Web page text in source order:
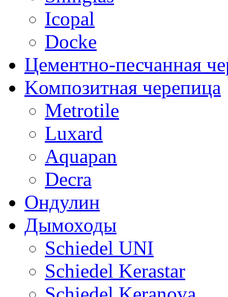
Icopal
Docke
Цементно-песчанная
Kомпозитная черепица
Metrotile
Luxard
Aquapan
Decra
Oндулин
Дымоходы
Sсhiedel UNI
Schiedel Kerastar